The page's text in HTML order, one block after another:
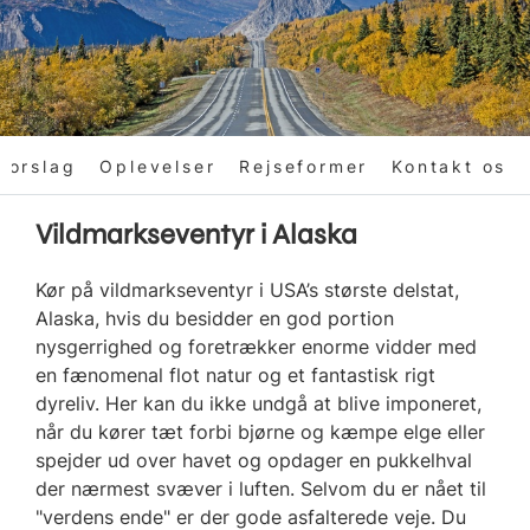
Oplevelser Rejseformer Kontakt os
Vildmarkseventyr i Alaska
Kør på vildmarkseventyr i USA’s største delstat,
Alaska, hvis du besidder en god portion
nysgerrighed og foretrækker enorme vidder med
en fænomenal flot natur og et fantastisk rigt
dyreliv. Her kan du ikke undgå at blive imponeret,
når du kører tæt forbi bjørne og kæmpe elge eller
spejder ud over havet og opdager en pukkelhval
der nærmest svæver i luften. Selvom du er nået til
"verdens ende" er der gode asfalterede veje. Du